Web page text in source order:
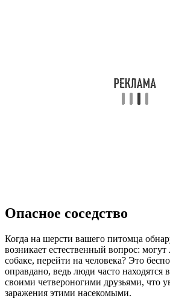
Опасное соседство
Когда на шерсти вашего питомца
возникает естественный вопрос:
собаке, перейти на человека? Это
оправдано, ведь люди часто находятся
своими четвероногими друзьями, что
заражения этими насекомыми.